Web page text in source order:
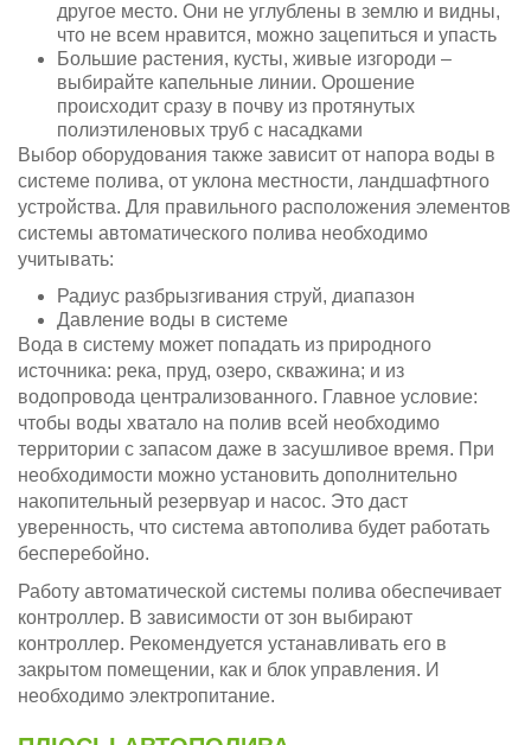
другое место. Они не углублены в землю и видны,
что не всем нравится, можно зацепиться и упасть
Большие растения, кусты, живые изгороди –
выбирайте капельные линии. Орошение
происходит сразу в почву из протянутых
полиэтиленовых труб с насадками
Выбор оборудования также зависит от напора воды в
системе полива, от уклона местности, ландшафтного
устройства. Для правильного расположения элементов
системы автоматического полива необходимо
учитывать:
Радиус разбрызгивания струй, диапазон
Давление воды в системе
Вода в систему может попадать из природного
источника: река, пруд, озеро, скважина; и из
водопровода централизованного. Главное условие:
чтобы воды хватало на полив всей необходимо
территории с запасом даже в засушливое время. При
необходимости можно установить дополнительно
накопительный резервуар и насос. Это даст
уверенность, что система автополива будет работать
бесперебойно.
Работу автоматической системы полива обеспечивает
контроллер. В зависимости от зон выбирают
контроллер. Рекомендуется устанавливать его в
закрытом помещении, как и блок управления. И
необходимо электропитание.